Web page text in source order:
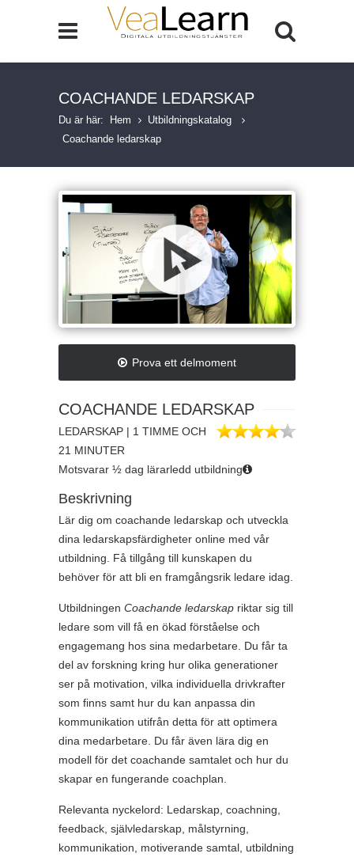
COACHANDE LEDARSKAP
Du är här: Hem
Utbildningskatalog
Coachande ledarskap
Prova ett delmoment
COACHANDE LEDARSKAP
LEDARSKAP | 1 TIMME OCH
21 MINUTER
Motsvarar ½ dag lärarledd utbildning
Beskrivning
Lär dig om coachande ledarskap och utveckla
dina ledarskapsfärdigheter online med vår
utbildning. Få tillgång till kunskapen du
behöver för att bli en framgångsrik ledare idag.
Utbildningen Coachande ledarskap riktar sig till
ledare som vill få en ökad förståelse och
engagemang hos sina medarbetare. Du får ta
del av forskning kring hur olika generationer
ser på motivation, vilka individuella drivkrafter
som finns samt hur du kan anpassa din
kommunikation utifrån detta för att optimera
dina medarbetare. Du får även lära dig en
modell för det coachande samtalet och hur du
skapar en fungerande coachplan.
Relevanta nyckelord: Ledarskap, coachning,
feedback, självledarskap, målstyrning,
kommunikation, motiverande samtal, utbildning